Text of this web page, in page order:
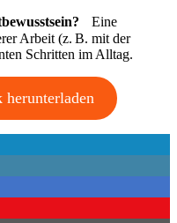
Eine
Arbeit (z. B. mit der
Schritten im Alltag.
herunterladen